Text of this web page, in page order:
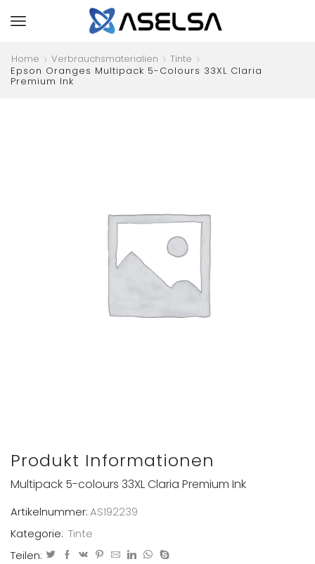
Home Verbrauchsmaterialien
Tinte
Epson Oranges Multipack 5-Colours 33XL Claria
Premium Ink
Produkt Informationen
Multipack 5-colours 33XL Claria Premium Ink
Artikelnummer:AS192239
Kategorie: Tinte
Teilen: